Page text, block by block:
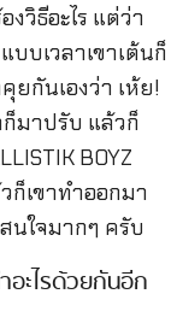
วิธีอะไร แต่ว่า
บบเวลาเขาเต้นก็
ยกันเองว่า เห้ย!
ก็มาปรับ แล้วก็
BOYZ
ก็เขาทำออกมา
นใจมากๆ ครับ
ะไรด้วยกันอีก